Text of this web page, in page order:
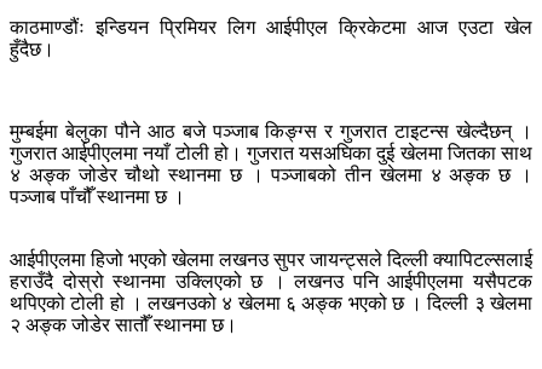
काठमाण्डौंः इन्डियन प्रिमियर लिग आईपीएल क्रिकेटमा आज एउटा खेल
हुँदैछ।
मुम्बईमा बेलुका पौने आठ बजे पञ्जाब किङ्ग्स र गुजरात टाइटन्स खेल्दैछन् ।
गुजरात आईपीएलमा नयाँ टोली हो। गुजरात यसअघिका दुई खेलमा जितका साथ
४ अङ्क जोडेर चौथो स्थानमा छ । पञ्जाबको तीन खेलमा ४ अङ्क छ ।
पञ्जाब पाँचौँ स्थानमा छ ।
आईपीएलमा हिजो भएको खेलमा लखनउ सुपर जायन्ट्सले दिल्ली क्यापिटल्सलाई
हराउँदै दोस्रो स्थानमा उक्लिएको छ । लखनउ पनि आईपीएलमा यसैपटक
थपिएको टोली हो । लखनउको ४ खेलमा ६ अङ्क भएको छ । दिल्ली ३ खेलमा
२ अङ्क जोडेर सातौँ स्थानमा छ।